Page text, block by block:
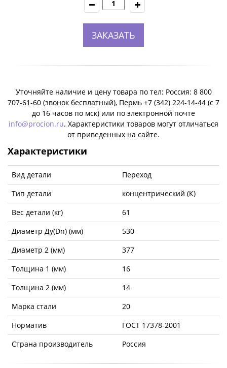
ЗАКАЗАТЬ
Уточняйте наличие и цену товара по тел: Россия: 8 800
707-61-60 (звонок бесплатный), Пермь +7 (342) 224-14-44 (c 7
до 16 часов по мск) или по электронной почте
info@procion.ru. Характеристики товаров могут отличаться
от приведенных на сайте.
Характеристики
Вид детали
Переход
Тип детали
концентрический (К)
Вес детали (кг)
61
Диаметр Ду(Dn) (мм)
530
Диаметр 2 (мм)
377
Толщина 1 (мм)
16
Толщина 2 (мм)
14
Марка стали
20
Норматив
ГОСТ 17378-2001
Страна производитель
Россия